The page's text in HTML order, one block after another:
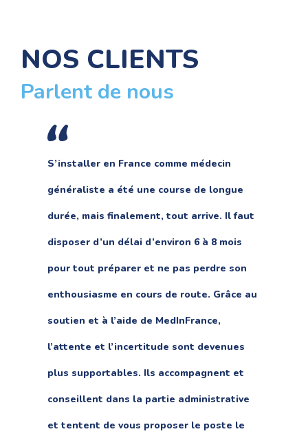
NOS CLIENTS
Parlent de nous
S’installer en France comme médecin
généraliste a été une course de longue
durée, mais finalement, tout arrive. Il faut
disposer d’un délai d’environ 6 à 8 mois
pour tout préparer et ne pas perdre son
enthousiasme en cours de route. Grâce au
soutien et à l’aide de MedInFrance,
l’attente et l’incertitude sont devenues
plus supportables. Ils accompagnent et
conseillent dans la partie administrative
et tentent de vous proposer le poste le